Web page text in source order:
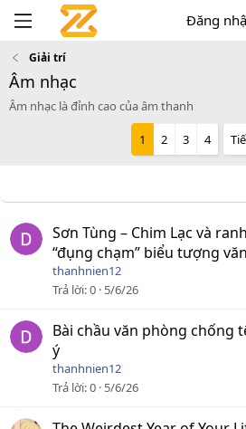
Đăng
Giải trí
Âm nhạc
Âm nhạc là đỉnh cao của âm thanh
1 2 3 4
Sơn Tùng – Chim Lạc và
“đụng chạm” biểu tượng
thanhnien12
Trả lời 0 5/6/26
Bài chầu văn phòng chống
ý
thanhnien12
Trả lời 0 5/6/26